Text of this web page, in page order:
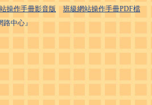
操作手冊影音版
班級網站操作手冊PDF檔
路中心』